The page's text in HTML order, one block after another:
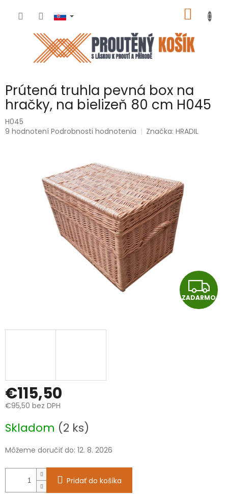
KOŠÍK
Prútená truhla pevná box na
hračky, na bielizeň 80 cm H045
H045
Priemerné
9 hodnotení Podrobnosti hodnotenia Značka:HRADIL
Z
A
ZADARMO
€115,50
€95,50 bez DPH
cena:
Skladom (2 ks)
Môžeme doručiť do: 12. 8. 2026
Pridať do košíka